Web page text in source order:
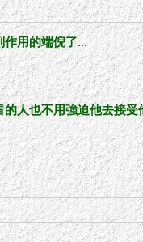
作用的端倪了...
人也不用強迫他去接受